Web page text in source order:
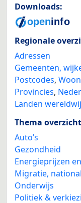
Downloads:
Regionale
Adressen
Gemeenten,
Postcodes,
Provincies,
Landen
Thema
Auto’s
Gezondheid
Energieprijzen
Migratie,
Onderwijs
Politiek &